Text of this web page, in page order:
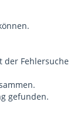
der Fehlersuche
gefunden.